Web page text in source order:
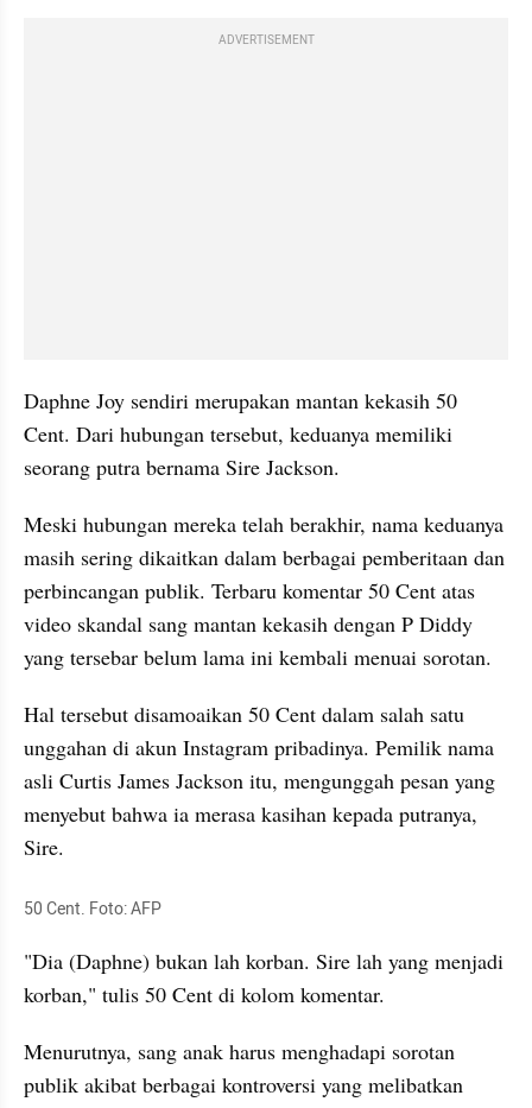
ADVERTISEMENT
Daphne Joy sendiri merupakan mantan kekasih 50
Cent. Dari hubungan tersebut, keduanya memiliki
seorang putra bernama Sire Jackson.
Meski hubungan mereka telah berakhir, nama keduanya
masih sering dikaitkan dalam berbagai pemberitaan dan
perbincangan publik. Terbaru komentar 50 Cent atas
video skandal sang mantan kekasih dengan P Diddy
yang tersebar belum lama ini kembali menuai sorotan.
Hal tersebut disamoaikan 50 Cent dalam salah satu
unggahan di akun Instagram pribadinya. Pemilik nama
asli Curtis James Jackson itu, mengunggah pesan yang
menyebut bahwa ia merasa kasihan kepada putranya,
Sire.
50 Cent. Foto: AFP
"Dia (Daphne) bukan lah korban. Sire lah yang menjadi
korban," tulis 50 Cent di kolom komentar.
Menurutnya, sang anak harus menghadapi sorotan
publik akibat berbagai kontroversi yang melibatkan